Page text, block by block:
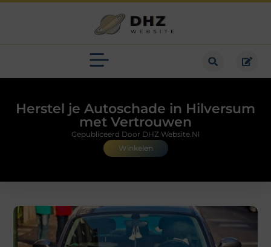
Herstel je Autoschade in Hilversum
met Vertrouwen
Winkelen
Gepubliceerd Door DHZ Website.nl